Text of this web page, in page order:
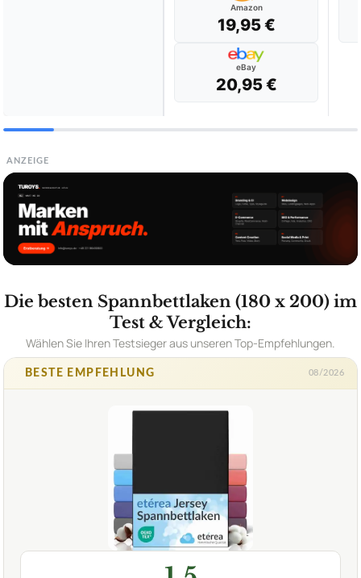
Amazon
19,95 €
eBay
20,95 €
ANZEIGE
Die besten Spannbettlaken (180 x 200) im
Test & Vergleich:
Wählen Sie Ihren Testsieger aus unseren Top-Empfehlungen.
BESTE EMPFEHLUNG 08/2026